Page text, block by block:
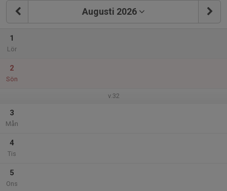
Augusti 2026
1
Lör
2
Sön
v.32
3
Mån
4
Tis
5
Ons